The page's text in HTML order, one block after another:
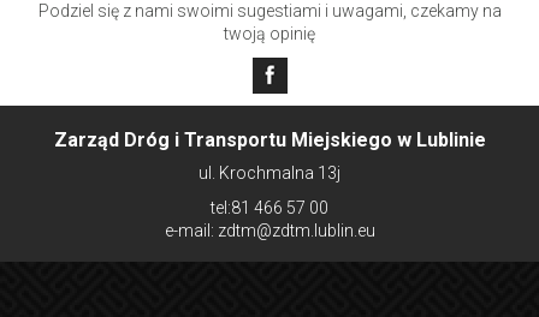
Podziel się z nami swoimi sugestiami i uwagami, czekamy na
twoją opinię
Zarząd Dróg i Transportu Miejskiego w Lublinie
ul. Krochmalna 13j
tel:81 466 57 00
e-mail: zdtm@zdtm.lublin.eu